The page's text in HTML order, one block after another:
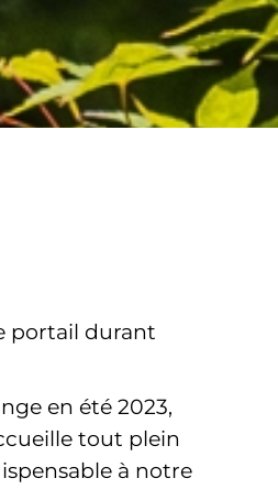
portail durant
en été 2023,
tout plein
à notre